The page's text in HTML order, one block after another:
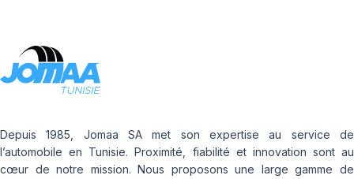
Depuis 1985, Jomaa SA met son expertise au service de
l’automobile en Tunisie. Proximité, fiabilité et innovation sont au
cœur de notre mission. Nous proposons une large gamme de